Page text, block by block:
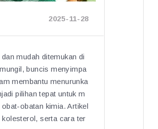
2025-11-28
mudah ditemukan di
buncis menyimpa
membantu menurunka
pilihan tepat untuk m
obatan kimia. Artikel
kolesterol, serta cara ter